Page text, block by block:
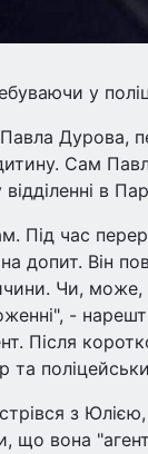
у
Дурова,
Сам
в
Під час
допит. Він
Чи, може,
-
Після
та
з
вона